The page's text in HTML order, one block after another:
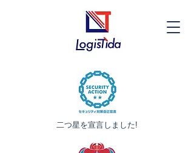
​二つ星を宣言しました!